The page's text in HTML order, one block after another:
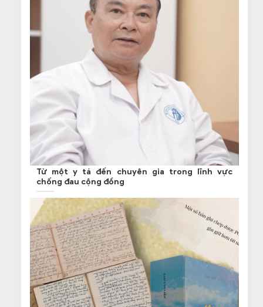
Từ một y tá đến chuyên gia trong lĩnh vực
chống đau cộng đồng